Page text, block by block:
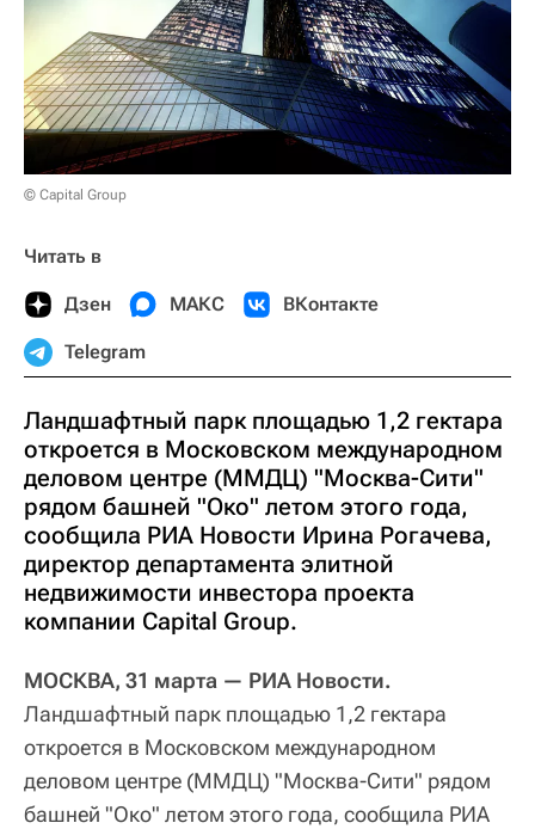
© Capital Group
Читать в
Дзен МАКС ВКонтакте
Telegram
Ландшафтный парк площадью 1,2 гектара
откроется в Московском международном
деловом центре (ММДЦ) "Москва-Сити"
рядом башней "Око" летом этого года,
сообщила РИА Новости Ирина Рогачева,
директор департамента элитной
недвижимости инвестора проекта
компании Capital Group.
МОСКВА, 31 марта — РИА Новости.
Ландшафтный парк площадью 1,2 гектара
откроется в Московском международном
деловом центре (ММДЦ) "Москва-Сити" рядом
башней "Око" летом этого года, сообщила РИА